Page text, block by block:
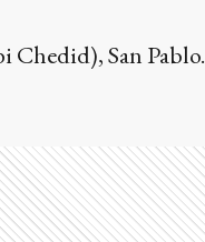
Chedid), San Pablo.